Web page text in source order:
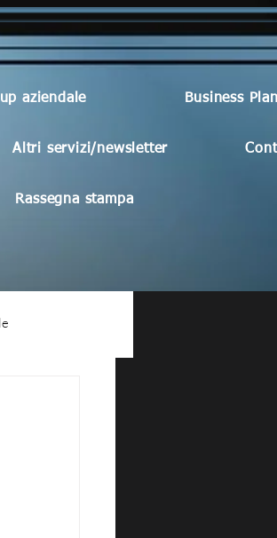
aziendale Business
Altri servizi/newsletter
Rassegna stampa